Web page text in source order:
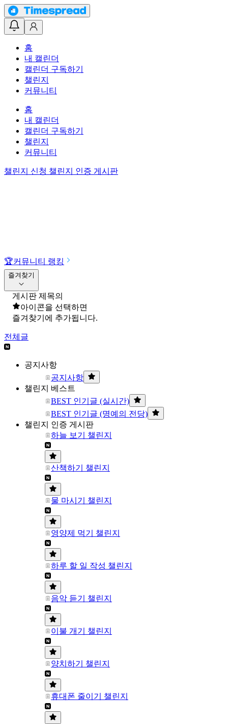
홈
내 캘린더
캘린더 구독하기
챌린지
커뮤니티
홈
내 캘린더
캘린더 구독하기
챌린지
커뮤니티
챌린지 신청 챌린지 인증 게시판
🏆커뮤니티 랭킹
즐겨찾기
게시판 제목의
아이콘을 선택하면
즐겨찾기에 추가됩니다.
전체글
공지사항
공지사항
챌린지 베스트
BEST 인기글 (실시간)
BEST 인기글 (명예의 전당)
챌린지 인증 게시판
하늘 보기 챌린지
산책하기 챌린지
물 마시기 챌린지
영양제 먹기 챌린지
하루 할 일 작성 챌린지
음악 듣기 챌린지
이불 개기 챌린지
양치하기 챌린지
휴대폰 줄이기 챌린지